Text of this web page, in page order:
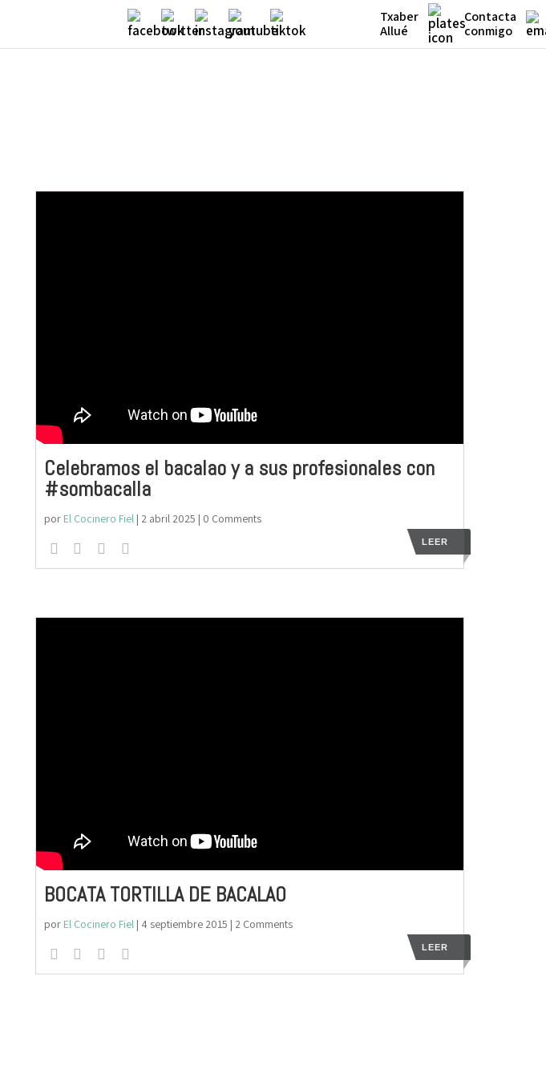
Txaber
Allué
Contacta
conmigo
Celebramos el bacalao y a sus profesionales con
#sombacalla
por El Cocinero Fiel | 2 abril 2025 | 0 Comments
LEER
BOCATA TORTILLA DE BACALAO
por El Cocinero Fiel | 4 septiembre 2015 | 2 Comments
LEER